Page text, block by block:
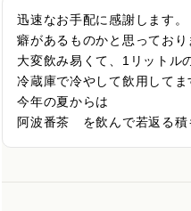
迅速なお手配に感謝します。
癖があるものかと思っており
大変飲み易くて、1リットル
冷蔵庫で冷やして飲用してま
今年の夏からは